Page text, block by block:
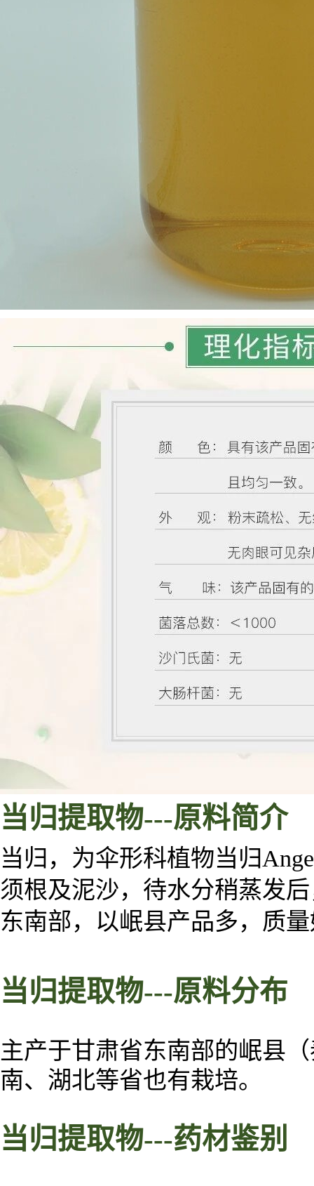
当归提取物---原料简介
当归，为伞形科植物当归
须根及泥沙，待水分稍蒸发
东南部，以岷县产品多，质
当归提取物---原料分布
主产于甘肃省东南部的岷县
南、湖北等省也有栽培。
当归提取物---药材鉴别